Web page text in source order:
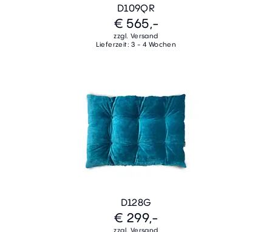
D109QR
€ 565,-
zzgl. Versand
Lieferzeit: 3 - 4 Wochen
D128G
€ 299,-